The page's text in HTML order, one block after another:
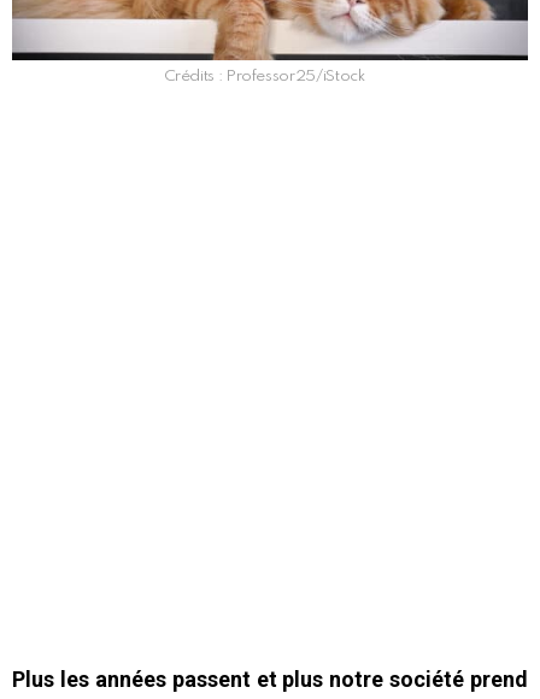
Crédits : Professor25/iStock
Plus les années passent et plus notre société prend